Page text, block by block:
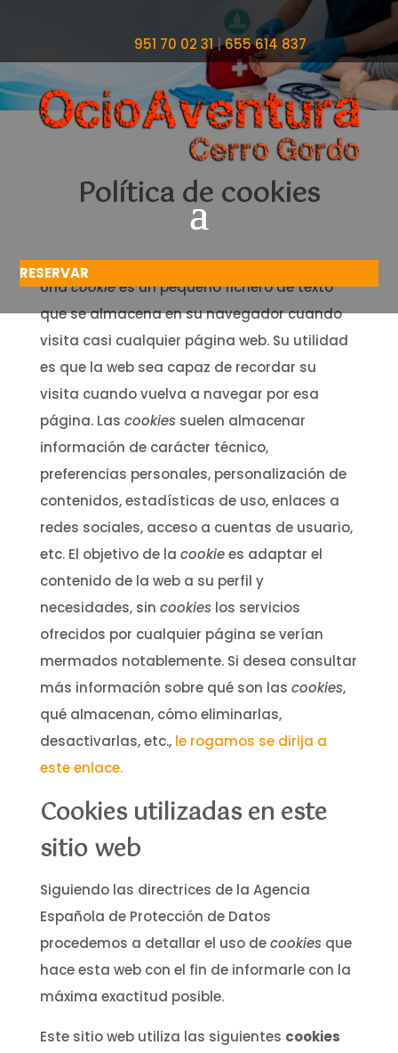
951 70 02 31|655 614 837
RESERVAR
Política de cookies
Unacookiees un pequeño fichero de texto
que se almacena en su navegador cuando
visita casi cualquier página web. Su utilidad
es que la web sea capaz de recordar su
visita cuando vuelva a navegar por esa
página. Las cookies suelen almacenar
información de carácter técnico,
preferencias personales, personalización de
contenidos, estadísticas de uso, enlaces a
redes sociales, acceso a cuentas de usuario,
etc. El objetivo de la cookie es adaptar el
contenido de la web a su perfil y
necesidades, sin cookies los servicios
ofrecidos por cualquier página se verían
mermados notablemente. Si desea consultar
más información sobre qué son las cookies,
qué almacenan, cómo eliminarlas,
desactivarlas, etc., le rogamos se dirija a
este enlace.
Cookies utilizadas en este
sitio web
Siguiendo las directrices de la Agencia
Española de Protección de Datos
procedemos a detallar el uso de cookies que
hace esta web con el fin de informarle con la
máxima exactitud posible.
Este sitio web utiliza las siguientes cookies